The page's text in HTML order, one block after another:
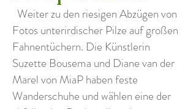
Weiter zu den riesigen Abzügen von
Fotos unterirdischer Pilze auf großen
Fahnentüchern. Die Künstlerin
Suzette Bousema und Diane van der
Marel von MiaP haben feste
Wanderschuhe und wählen eine der